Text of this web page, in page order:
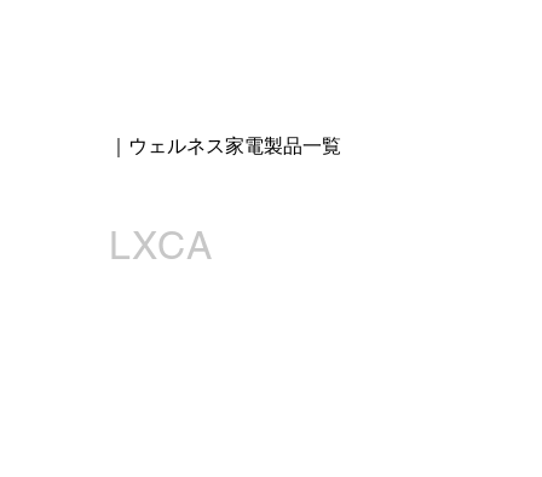
｜ウェルネス家電製品一覧
LXCA